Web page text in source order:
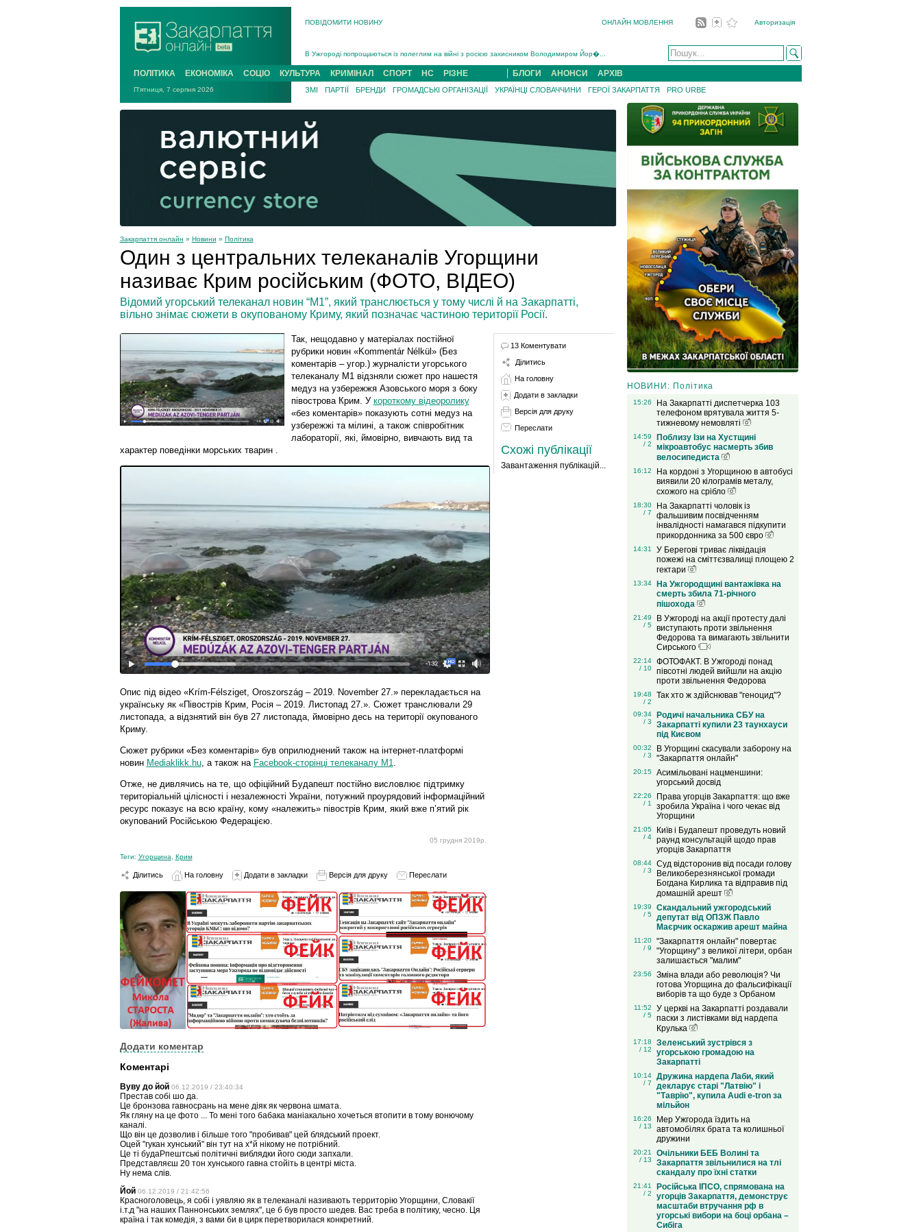
ПОВІДОМИТИ НОВИНУ ОНЛАЙН МОВЛЕННЯ Авторизація
В Ужгороді попрощаються із полеглим на війні з росією захисником Володимиром Йор�...
В Ужгороді 5 серпня попрощаються із захисником Богданом Югасом, який два роки �...
Підтвердили загибель захисника із Нанкова на Хустщині Юліана Гербея (ФОТО)[/gree...
На війні з рф поліг військовий з Виноградова Ігнат Роздяловський (ФОТО)...
На Хустщині внаслідок ДТП за участі трьох авто постраждали 13 людей (ФОТО)...
Інструктора районного ТЦК на Закарпатті судитимуть за обвинувачен...
ПОЛІТИКА ЕКОНОМІКА СОЦІО КУЛЬТУРА КРИМІНАЛ СПОРТ НС РІЗНЕ БЛОГИ АНОНСИ АРХІВ
П'ятниця, 7 серпня 2026 ЗМІ ПАРТІЇ БРЕНДИ ГРОМАДСЬКІ ОРГАНІЗАЦІЇ УКРАЇНЦІ СЛОВАЧЧИНИ ГЕРОЇ ЗАКАРПАТТЯ PRO URBE
Закарпаття онлайн » Новини » Політика
Один з центральних телеканалів Угорщини
називає Крим російським (ФОТО, ВІДЕО)
Відомий угорський телеканал новин “M1”, який транслюється у тому числі й на Закарпатті,
вільно знімає сюжети в окупованому Криму, який позначає частиною території Росії.
Так, нещодавно у матеріалах постійної
рубрики новин «Kommentár Nélkül» (Без
коментарів – угор.) журналісти угорського
телеканалу М1 відзняли сюжет про нашестя
медуз на узбережжя Азовського моря з боку
півострова Крим. У короткому відеоролику
«без коментарів» показують сотні медуз на
узбережжі та мілині, а також співробітник
лабораторії, які, ймовірно, вивчають вид та
характер поведінки морських тварин .
Опис під відео «Krím-Félsziget, Oroszország – 2019. November 27.» перекладається на
українську як «Півострів Крим, Росія – 2019. Листопад 27.». Сюжет транслювали 29
листопада, а відзнятий він був 27 листопада, ймовірно десь на території окупованого
Криму.
Сюжет рубрики «Без коментарів» був оприлюднений також на інтернет-платформі
новин Mediaklikk.hu, а також на Facebook-сторінці телеканалу M1
Отже, не дивлячись на те, що офіційний Будапешт постійно висловлює підтримку
територіальній цілісності і незалежності України, потужний проурядовий інформаційний
ресурс показує на всю країну, кому «належить» півострів Крим, який вже п’ятий рік
окупований Російською Федерацією.
05 грудня 2019р.
Теги: Угорщина Крим
Ділитись На головну Додати в закладки Версія для друку Переслати
Додати коментар
Коментарі
Вуву до йой 06.12.2019 / 23:40:34
Престав собі шо да.
Це бронзова гавносрань на мене діяк як червона шмата.
Як гляну на це фото ... То мені того бабака маніакально хочеться втопити в тому вонючому
каналі.
Що він це дозволив і більше того "пробивав" цей блядський проект.
Оцей "гукан хунський" він тут на х*й нікому не потрібний.
Це ті будаРпештські політичні виблядки його сюди запхали.
Представляєш 20 тон хунського гавна стойіть в центрі міста.
Ну нема слів.
Йой 06.12.2019 / 21:42:56
Красноголовець, я собі і уявляю як в телеканалі називають территорію Угорщини, Словакії
і.т.д "на наших Паннонських землях", це б був просто шедев. Вас треба в політику, чесно. Ця
країна і так комедія, з вами би в цирк перетворилася конкретний.
13 Коментувати
Ділитись
На головну
Додати в закладки
Версія для друку
Переслати
Схожі публікації
Завантаження публікацій...
НОВИНИ: Політика
15:26
На Закарпатті диспетчерка 103
телефоном врятувала життя 5-
тижневому немовляті
14:59
/ 2
Поблизу Ізи на Хустщині
мікроавтобус насмерть збив
велосипедиста
16:12
На кордоні з Угорщиною в автобусі
виявили 20 кілограмів металу,
схожого на срібло
18:30
/ 7
На Закарпатті чоловік із
фальшивим посвідченням
інвалідності намагався підкупити
прикордонника за 500 євро
14:31
У Берегові триває ліквідація
пожежі на сміттєзвалищі площею 2
гектари
13:34
На Ужгородщині вантажівка на
смерть збила 71-річного
пішохода
21:49
/ 5
В Ужгороді на акції протесту далі
виступають проти звільнення
Федорова та вимагають звільнити
Сирського
22:14
/ 10
ФОТОФАКТ. В Ужгороді понад
півсотні людей вийшли на акцію
проти звільнення Федорова
19:48
/ 2
Так хто ж здійснював "геноцид"?
09:34
/ 3
Родичі начальника СБУ на
Закарпатті купили 23 таунхауси
під Києвом
00:32
/ 3
В Угорщині скасували заборону на
"Закарпаття онлайн"
20:15
Асимільовані нацменшини:
угорський досвід
22:26
/ 1
Права угорців Закарпаття: що вже
зробила Україна і чого чекає від
Угорщини
21:05
/ 4
Київ і Будапешт проведуть новий
раунд консультацій щодо прав
угорців Закарпаття
08:44
/ 3
Суд відсторонив від посади голову
Великоберезнянської громади
Богдана Кирлика та відправив під
домашній арешт
19:39
/ 5
Скандальний ужгородський
депутат від ОПЗЖ Павло
Маєрчик оскаржив арешт майна
11:20
/ 9
"Закарпаття онлайн" повертає
"Угорщину" з великої літери, орбан
залишається "малим"
23:56
Зміна влади або революція? Чи
готова Угорщина до фальсифікації
виборів та що буде з Орбаном
11:52
/ 5
У церкві на Закарпатті роздавали
паски з листівками від нардепа
Крулька
17:18
/ 12
Зеленський зустрівся з
угорською громадою на
Закарпатті
10:14
/ 7
Дружина нардепа Лаби, який
декларує старі "Латвію" і
"Таврію", купила Audi e-tron за
мільйон
16:26
/ 13
Мер Ужгорода їздить на
автомобілях брата та колишньої
дружини
20:21
/ 13
Очільники БЕБ Волині та
Закарпаття звільнилися на тлі
скандалу про їхні статки
21:41
/ 2
Російська ІПСО, спрямована на
угорців Закарпаття, демонструє
масштаби втручання рф в
угорські вибори на боці орбана –
Сибіга